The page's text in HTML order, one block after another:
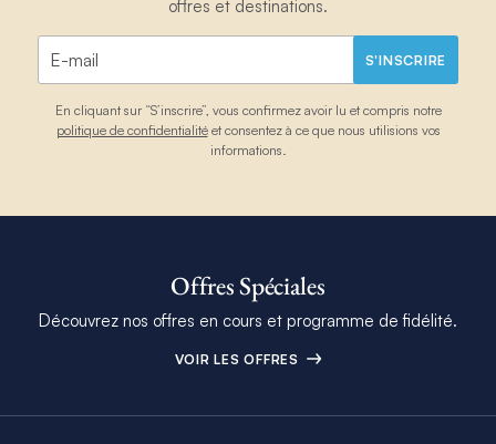
offres et destinations.
S'INSCRIRE
En cliquant sur “S’inscrire”, vous confirmez avoir lu et compris notre
politique de confidentialitéet consentez à ce que nous utilisions vos
informations.
Offres Spéciales
Découvrez nos offres en cours et programme de fidélité.
VOIR LES OFFRES